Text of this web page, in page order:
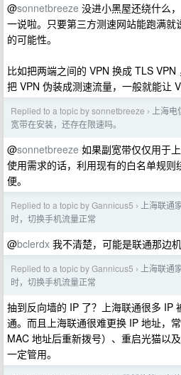
@sonnetbreeze 没进小黑屋还绕什么
一说啦。只要第三方测速网站能跑满
的可能性。
比如把两端之间的 VPN 换成 TLS VPN
把 VPN 伪装成测速流量，一般就能让
Replied to a topic by sonnetbreeze ›
上海
宽带在安装，还存在限速吗。
@sonnetbreeze 如果副宽带仅仅用于
使用需求的话，利用现有的白名单规
便。
Replied to a topic by Gannicus5 ›
上海联通
时，切换手机流量正常
@bclerdx 我不清楚，可能是联通那边
Replied to a topic by Gannicus5 ›
上海联通
时，切换手机流量正常
抽到反向墙的 IP 了？上海联通很多 IP
通。而且上海联通很难更换 IP 地址，
MAC 地址后重新拨号）、重启光猫以
一定管用。